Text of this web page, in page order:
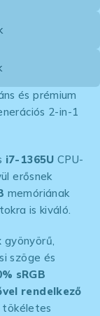
és prémium
2-in-1
i7-1365U CPU-
erősnek
memóriának
is kiváló.
gyönyörű,
szöge és
sRGB
rendelkező
tökéletes